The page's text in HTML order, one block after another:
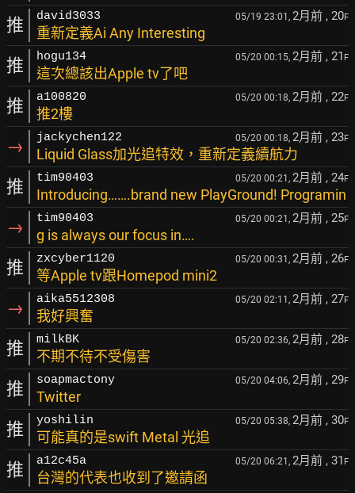
推 david3033 05/19 23:01, 2月前 , 20F
重新定義Ai Any Interesting
推 hogu134 05/20 00:15, 2月前 , 21 F
這次總該出Apple tv了吧
推 a100820 05/20 00:18, 2月前 , 22F
推2樓
→ jackychen122 05/20 00:18, 2月前 , 23F
Liquid Glass加光追特效，重新定義續航力
推 tim90403 05/20 00:21, 2月前 , 24F
Introducing…….brand new PlayGround! Programin
→ tim90403 05/20 00:21, 2月前 , 25F
g is always our focus in….
推 zxcyber1120 05/20 00:31, 2月前 , 26F
等Apple tv跟Homepod mini2
→ aika5512308 05/20 02:11, 2月前 , 27F
我好興奮
推 milkBK 05/20 02:36, 2月前 , 28F
不期不待不受傷害
推 soapmactony 05/20 04:06, 2月前 , 29F
Twitter
推 yoshilin 05/20 05:38, 2月前 , 30F
可能真的是swift Metal 光追
推 a12c45a 05/20 06:21, 2月前 , 31 F
台灣的代表也收到了邀請函